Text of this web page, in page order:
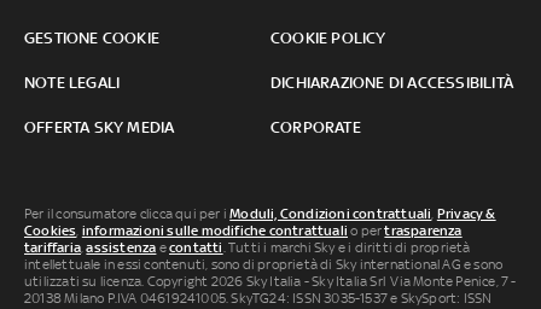
GESTIONE COOKIE COOKIE POLICY
NOTE LEGALI DICHIARAZIONE DI ACCESSIBILITÀ
OFFERTA SKY MEDIA CORPORATE
Per il consumatore clicca qui per iModuli, Condizioni contrattuali, Privacy &
Cookies, informazioni sulle modifiche contrattuali o pertrasparenza
tariffaria,assistenza econtatti. Tutti i marchi Sky e i diritti di proprietà
intellettuale in essi contenuti, sono di proprietà di Sky international AG e sono
utilizzati su licenza. Copyright 2026 Sky Italia - Sky Italia Srl Via Monte Penice, 7 -
20138 Milano P.IVA 04619241005. SkyTG24: ISSN 3035-1537 e SkySport: ISSN